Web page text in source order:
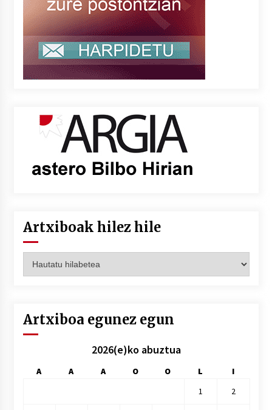
Artxiboak hilez hile
hilez
Artxiboa egunez egun
2026(e)ko abuztua
A A A O O L
I
1
2